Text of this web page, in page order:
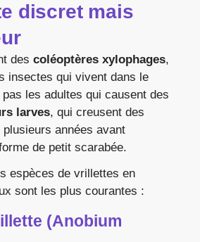
discret mais
des coléoptères xylophages,
insectes qui vivent dans le
les adultes qui causent des
larves, qui creusent des
années avant
de petit scarabée.
espèces de vrillettes en
sont les plus courantes :
(Anobium